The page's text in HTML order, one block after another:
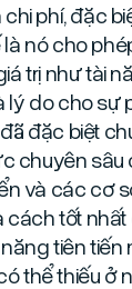
phí, đặc
nó cho
trị như tài
lý do cho sự
đặc biệt
chuyên sâu
và các cơ
cách tốt
tiên tiến
thể thiếu ở